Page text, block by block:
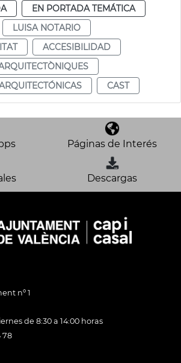
EN PORTADA TEMÁTICA
LUISA NOTARIO
ACCESIBILIDAD
CAST
Páginas de Interés
Descargas
nº 1
de 8:30 a 14:00 horas
78